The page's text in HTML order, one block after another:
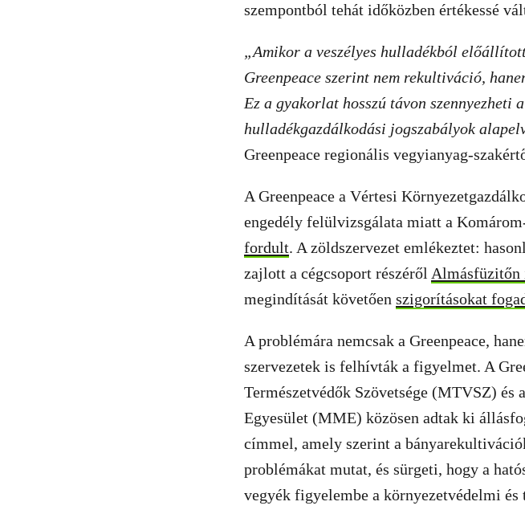
szempontból tehát időközben értékessé
„Amikor a veszélyes hulladékból
Greenpeace szerint nem rekultiváció,
Ez a gyakorlat hosszú távon szennyezheti
hulladékgazdálkodási jogszabályok
Greenpeace regionális vegyianyag-
A Greenpeace a Vértesi
engedély felülvizsgálata miatt a
fordult. A zöldszervezet emlékeztet:
zajlott a cégcsoport részéről Almásfüzitőn
megindítását követően szigorításokat
A problémára nemcsak a Greenpeace,
szervezetek is felhívták a figyelmet. A
Természetvédők Szövetsége (MTVSZ) és
Egyesület (MME) közösen adtak ki
címmel, amely szerint a
problémákat mutat, és sürgeti, hogy a
vegyék figyelembe a környezetvédelmi